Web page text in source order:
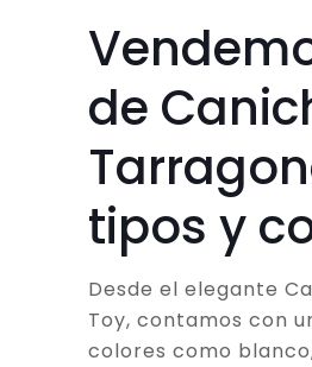
de
tipos y
Desde el elegante
Toy, contamos con
colores como